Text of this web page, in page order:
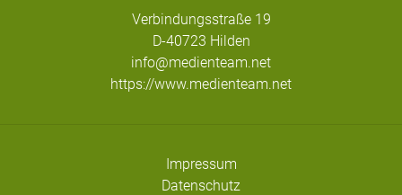
Verbindungsstraße 19
D-40723 Hilden
info@medienteam.net
https://www.medienteam.net
Impressum
Datenschutz